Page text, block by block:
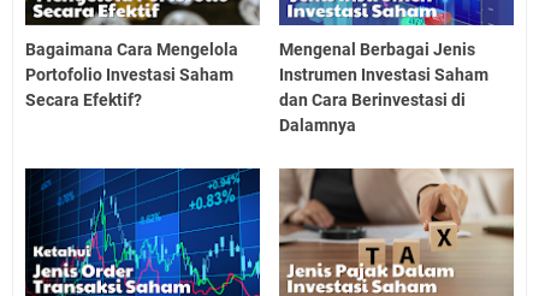
Bagaimana Cara Mengelola
Portofolio Investasi Saham
Secara Efektif?
Mengenal Berbagai Jenis
Instrumen Investasi Saham
dan Cara Berinvestasi di
Dalamnya